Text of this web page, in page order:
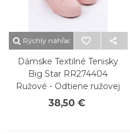
Rýchly náhľad
Dámske Textilné Tenisky
Big Star RR274404
Ružové - Odtiene ružovej
38,50 €